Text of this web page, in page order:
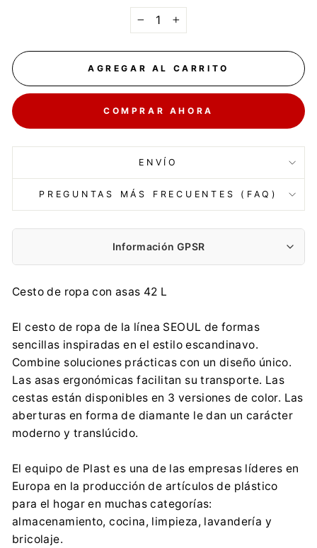
+
AGREGAR AL CARRITO
COMPRAR AHORA
ENVÍO
PREGUNTAS MÁS FRECUENTES (FAQ)
Información GPSR
Fabricante:
NHG sp. z o.o.
customersupport@nh-g.com
+48 59 8419 000
NHG sp. z o.o.
Plac Zwycięstwa 11, 76-200 Słupsk
customersupport@nh-g.com
+48 59 8419 000
Cesto de ropa con asas 42 L
El cesto de ropa de la línea SEOUL de formas
sencillas inspiradas en el estilo escandinavo.
Combine soluciones prácticas con un diseño único.
Las asas ergonómicas facilitan su transporte. Las
cestas están disponibles en 3 versiones de color. Las
aberturas en forma de diamante le dan un carácter
moderno y translúcido.
El equipo de Plast es una de las empresas líderes en
Europa en la producción de artículos de plástico
para el hogar en muchas categorías:
almacenamiento, cocina, limpieza, lavandería y
bricolaje.